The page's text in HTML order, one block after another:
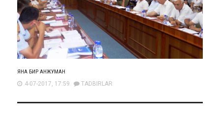
ЯНА БИР АНЖУМАН
4-07-2017, 17:59 TADBIRLAR